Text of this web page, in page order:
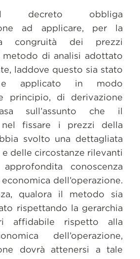
decreto obbliga
ad applicare, per la
congruità dei prezzi
di analisi adottato
laddove questo sia stato
e applicato in modo
principio, di derivazione
sull’assunto che il
nel fissare i prezzi della
svolto una dettagliata
delle circostanze rilevanti
conoscenza
dell’operazione.
qualora il metodo sia
rispettando la gerarchia
affidabile rispetto alla
dell’operazione,
dovrà attenersi a tale